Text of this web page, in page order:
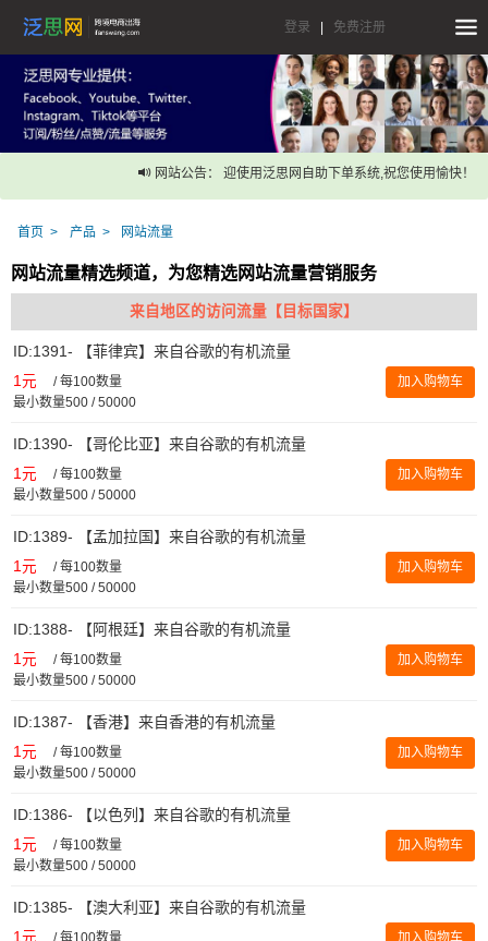
登录 免费注册
网站公告： 迎使用泛思网自助下单系统,祝您使用愉快！
首页 产品 网站流量
网站流量精选频道，为您精选网站流量营销服务
来自地区的访问流量【目标国家】
ID:1391- 【菲律宾】来自谷歌的有机流量
1元 /每100数量
最小数量500 / 50000
加入购物车
ID:1390- 【哥伦比亚】来自谷歌的有机流量
1元 /每100数量
最小数量500 / 50000
加入购物车
ID:1389- 【孟加拉国】来自谷歌的有机流量
1元 /每100数量
最小数量500 / 50000
加入购物车
ID:1388- 【阿根廷】来自谷歌的有机流量
1元 /每100数量
最小数量500 / 50000
加入购物车
ID:1387- 【香港】来自香港的有机流量
1元 /每100数量
最小数量500 / 50000
加入购物车
ID:1386- 【以色列】来自谷歌的有机流量
1元 /每100数量
最小数量500 / 50000
加入购物车
ID:1385- 【澳大利亚】来自谷歌的有机流量
1元 /每100数量
加入购物车